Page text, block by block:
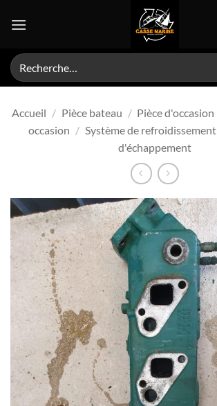
Recherche
pour :
Accueil / Pièce bateau / Pièce d'occasion
occasion / Système de refroidissement
d'échappement